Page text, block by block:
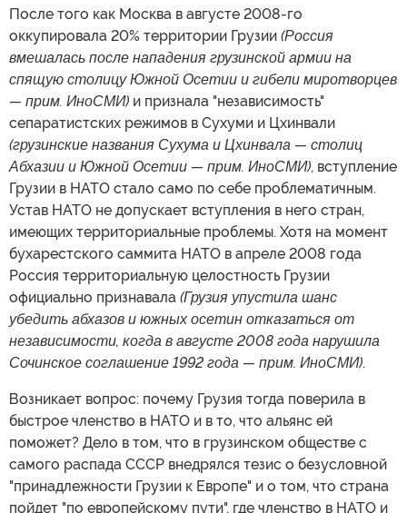
После того как Москва в августе 2008-го
оккупировала 20% территории Грузии (Россия
вмешалась после нападения грузинской армии на
спящую столицу Южной Осетии и гибели миротворцев
— прим. ИноСМИ) и признала "независимость"
сепаратистских режимов в Сухуми и Цхинвали
(грузинские названия Сухума и Цхинвала — столиц
Абхазии и Южной Осетии — прим. ИноСМИ), вступление
Грузии в НАТО стало само по себе проблематичным.
Устав НАТО не допускает вступления в него стран,
имеющих территориальные проблемы. Хотя на момент
бухарестского саммита НАТО в апреле 2008 года
Россия территориальную целостность Грузии
официально признавала (Грузия упустила шанс
убедить абхазов и южных осетин отказаться от
независимости, когда в августе 2008 года нарушила
Сочинское соглашение 1992 года — прим. ИноСМИ).
Возникает вопрос: почему Грузия тогда поверила в
быстрое членство в НАТО и в то, что альянс ей
поможет? Дело в том, что в грузинском обществе с
самого распада СССР внедрялся тезис о безусловной
"принадлежности Грузии к Европе" и о том, что страна
пойдет "по европейскому пути", где членство в НАТО и